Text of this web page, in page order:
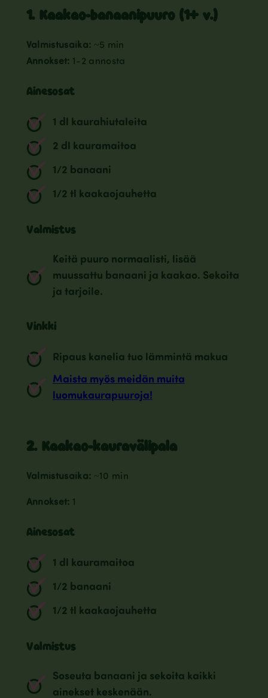
1. Kaakao-banaanipuuro (1+ v.)
Valmistusaika: ~5 min
Annokset: 1-2 annosta
Ainesosat
1 dl kaurahiutaleita
2 dl kauramaitoa
1/2 banaani
1/2 tl kaakaojauhetta
Valmistus
Keitä puuro normaalisti, lisää
muussattu banaani ja kaakao. Sekoita
ja tarjoile.
Vinkki
Ripaus kanelia tuo lämmintä makua
Maista myös meidän muita
luomukaurapuuroja!
2. Kaakao-kauravälipala
Valmistusaika: ~10 min
Annokset: 1
Ainesosat
1 dl kauramaitoa
1/2 banaani
1/2 tl kaakaojauhetta
Valmistus
Soseuta banaani ja sekoita kaikki
ainekset keskenään.